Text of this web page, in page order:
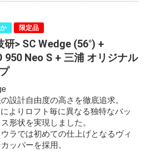
限定品
研> SC Wedge (56°) +
950 Neo S + 三浦 オリジナル
設計自由度の高さを徹底追求。
よりロフト毎に異なる独特なバッ
形状を実現しました。
ラでは初めての仕上げとなるヴィ
ッパーを採用。